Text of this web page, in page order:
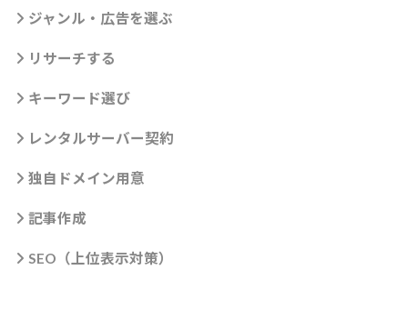
ジャンル・広告を選ぶ
リサーチする
キーワード選び
レンタルサーバー契約
独自ドメイン用意
記事作成
SEO（上位表示対策）